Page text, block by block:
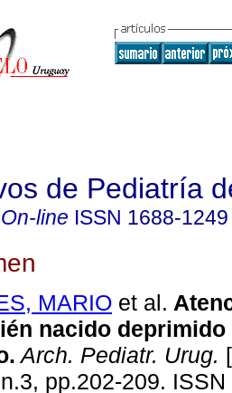
de Pediatría
line ISSN 1688-1249
MARIO et al.
nacido deprimido
Arch. Pediatr. Urug.
pp.202-209.